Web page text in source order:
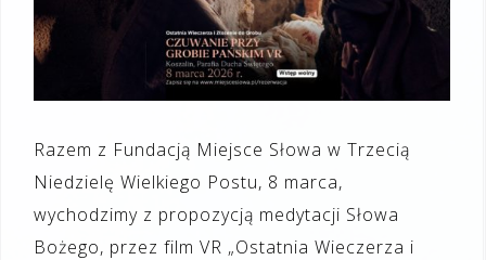
Razem z Fundacją Miejsce Słowa w Trzecią
Niedzielę Wielkiego Postu, 8 marca,
wychodzimy z propozycją medytacji Słowa
Bożego, przez film VR „Ostatnia Wieczerza i